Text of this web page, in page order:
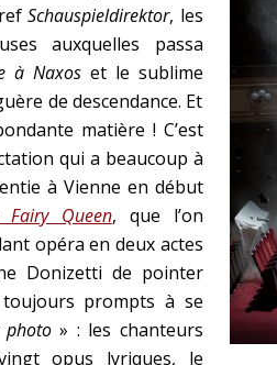
Schauspieldirektor, les
auxquelles passa
à Naxoset le sublime
de descendance. Et
matière ! C’est
qui a beaucoup à
à Vienne en début
Fairy Queen, que l’on
opéra en deux actes
Donizetti de pointer
toujours prompts à se
photo» : les chanteurs
opus lyriques, le